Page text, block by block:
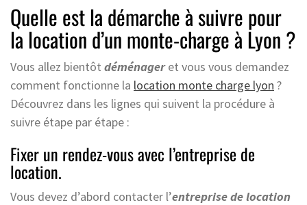
Quelle est la démarche à suivre pour
la location d’un monte-charge à Lyon ?
Vous allez bientôt déménageret vous vous demandez
comment fonctionne la location monte charge lyon ?
Découvrez dans les lignes qui suivent la procédure à
suivre étape par étape :
Fixer un rendez-vous avec l’entreprise de
location.
Vous devez d’abord contacter l’entreprise de location